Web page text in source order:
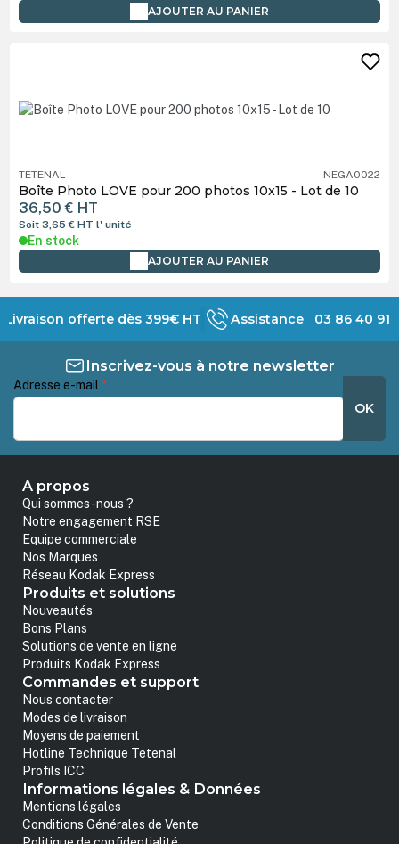
AJOUTER AU PANIER
TETENAL NEGA0022
Boîte Photo LOVE pour 200 photos 10x15 - Lot de 10
36,50 € HT
Soit 3,65 €HTl' unité
En stock
AJOUTER AU PANIER
Livraison offerte dès 399€ HT Assistance 03 86 40 91
Inscrivez-vous à notre newsletter
Adresse e-mail *
OK
A propos
Qui sommes-nous ?
Notre engagement RSE
Equipe commerciale
Nos Marques
Réseau Kodak Express
Produits et solutions
Nouveautés
Bons Plans
Solutions de vente en ligne
Produits Kodak Express
Commandes et support
Nous contacter
Modes de livraison
Moyens de paiement
Hotline Technique Tetenal
Profils ICC
Informations légales & Données
Mentions légales
Conditions Générales de Vente